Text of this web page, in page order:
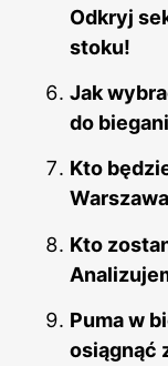
Odkryj
stoku!
Jak
do
Kto
Kto
Puma w
osiągnąć